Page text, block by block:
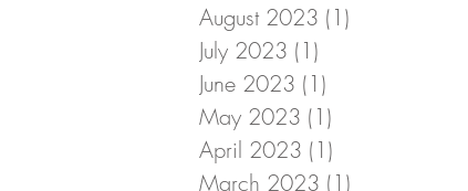
August 2023 (1)
July 2023 (1)
June 2023 (1)
May 2023 (1)
April 2023 (1)
March 2023 (1)